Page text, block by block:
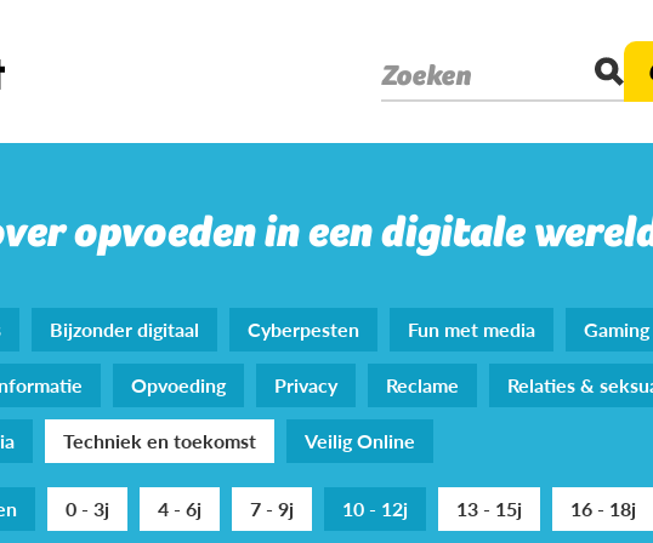
Zoeken
opvoeden in een digitale
Bijzonder digitaal Cyberpesten Fun met media Gaming
Opvoeding Privacy Reclame Relaties &
Techniek en toekomst Veilig Online
0 - 3j 4 - 6j 7 - 9j 10 - 12j 13 - 15j 16 - 18j